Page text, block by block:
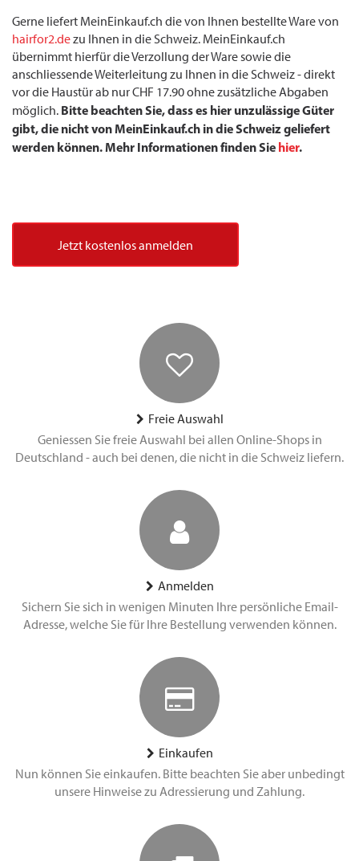
Gerne liefert MeinEinkauf.ch die von Ihnen bestellte Ware von
hairfor2.dezu Ihnen in die Schweiz. MeinEinkauf.ch
übernimmt hierfür die Verzollung der Ware sowie die
anschliessende Weiterleitung zu Ihnen in die Schweiz - direkt
vor die Haustür ab nur CHF 17.90 ohne zusätzliche Abgaben
möglich. Bitte beachten Sie, dass es hier unzulässige Güter
gibt, die nicht von MeinEinkauf.ch in die Schweiz geliefert
werden können. Mehr Informationen finden Sie hier.
Jetzt kostenlos anmelden
Freie Auswahl
Geniessen Sie freie Auswahl bei allen Online-Shops in
Deutschland - auch bei denen, die nicht in die Schweiz liefern.
Anmelden
Sichern Sie sich in wenigen Minuten Ihre persönliche Email-
Adresse, welche Sie für Ihre Bestellung verwenden können.
Einkaufen
Nun können Sie einkaufen. Bitte beachten Sie aber unbedingt
unsere Hinweise zu Adressierung und Zahlung.